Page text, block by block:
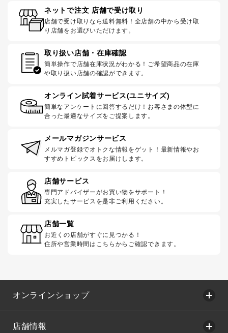
ネットで注文 店舗で受け取り
店舗で受け取りなら送料無料！全店舗の中から受け取
り店舗をお選びいただけます。
取り扱い店舗・在庫確認
簡単操作で店舗在庫状況がわかる！ご希望商品の在庫
や取り扱い店舗の確認ができます。
オンライン試着サービス(ユニサイズ)
簡単なアンケートに回答するだけ！お客さまの体型に
合った最適なサイズをご提案します。
メールマガジンサービス
メルマガ登録でオトクな情報をゲット！最新情報やお
すすめトピックスをお届けします。
店舗サービス
専門アドバイザーがお買い物をサポート！
充実したサービスを是非ご利用ください。
店舗一覧
お近くの店舗がすぐに見つかる！
住所や営業時間はこちらからご確認できます。
オンラインショップ
店舗情報